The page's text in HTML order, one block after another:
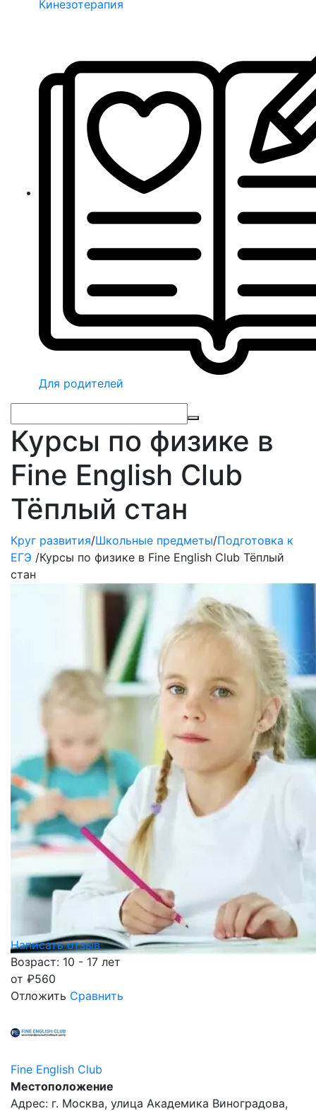
Кинезотерапия
Для родителей
Курсы по физике в
Fine English Club
Тёплый стан
Круг развития/Школьные предметы/Подготовка к
ЕГЭ /Курсы по физике в Fine English Club Тёплый
стан
Написать отзыв
Возраст: 10 - 17 лет
от ₽560
Отложить Сравнить
Fine English Club
Местоположение
Адрес: г. Москва, улица Академика Виноградова,